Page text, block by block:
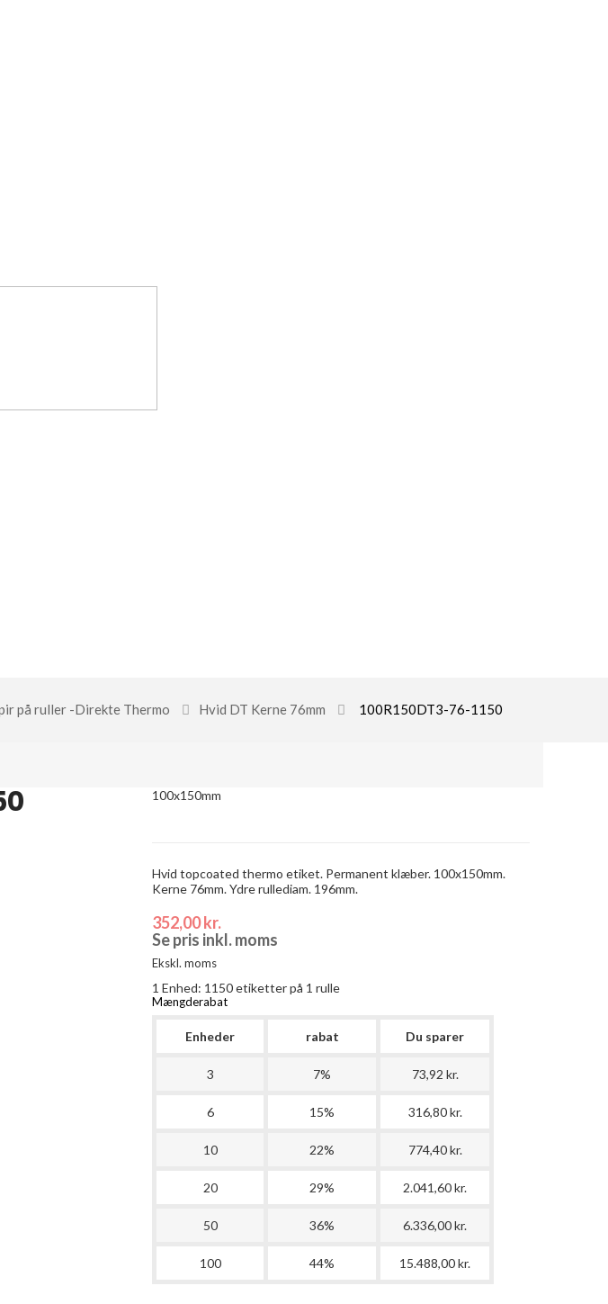
på ruller -Direkte Thermo Hvid DT Kerne 76mm 100R150DT3-76-1150
100x150mm
Hvid topcoated thermo etiket. Permanent klæber. 100x150mm.
Kerne 76mm. Ydre rullediam. 196mm.
352,00 kr.
Se pris inkl. moms
Ekskl. moms
1 Enhed: 1150etiketter på 1 rulle
Mængderabat
Enheder rabat Du sparer
3 7% 73,92 kr.
6 15% 316,80 kr.
10 22% 774,40 kr.
20 29% 2.041,60 kr.
50 36% 6.336,00 kr.
100 44% 15.488,00 kr.